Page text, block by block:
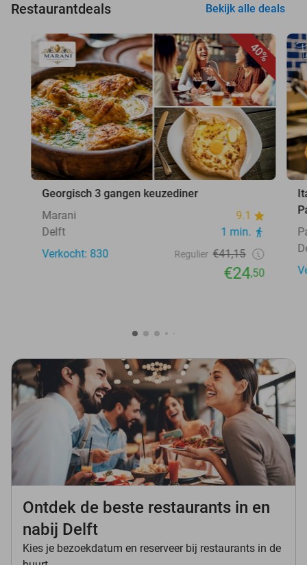
Restaurantdeals Bekijk alle deals
40%
Georgisch 3 gangen keuzediner
Marani
9.1
Delft
1 min.
Verkocht: 830
Regulier €41,15
€24,50
Ontdek de beste restaurants in en
nabij Delft
Kies je bezoekdatum en reserveer bij restaurants in de